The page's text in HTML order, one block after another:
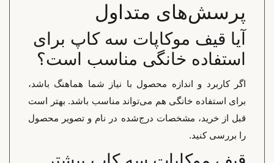
پرسش‌های متداول
آیا قیف موکاپات سه کاپ برای
استفاده خانگی مناسب است؟
اگر کاربرد و اندازه محصول با نیاز شما هماهنگ باشد،
برای استفاده خانگی هم می‌تواند مناسب باشد. بهتر است
قبل از خرید، مشخصات درج‌شده در نام و تصویر محصول
را بررسی کنید.